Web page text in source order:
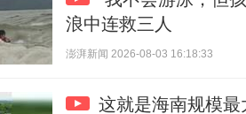
浪中连救三人
澎湃新闻 2026-08-03 16:18:33
这就是海南规模